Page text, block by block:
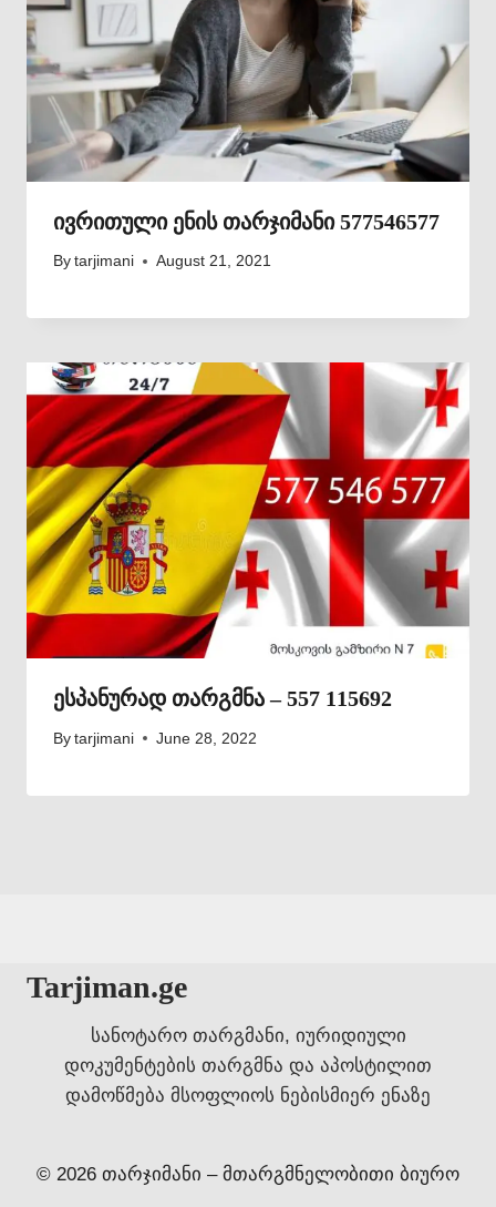
ივრითული ენის თარჯიმანი 577546577
By tarjimani August 21, 2021
ესპანურად თარგმნა – 557 115692
By tarjimani June 28, 2022
Tarjiman.ge
სანოტარო თარგმანი, იურიდიული
დოკუმენტების თარგმნა და აპოსტილით
დამოწმება მსოფლიოს ნებისმიერ ენაზე
© 2026 თარჯიმანი – მთარგმნელობითი ბიურო